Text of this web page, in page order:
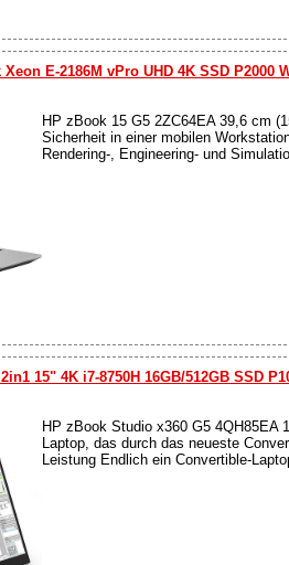
E-2186M vPro UHD 4K SSD P2000
HP zBook 15 G5 2ZC64EA 39,6 cm
Sicherheit in einer mobilen
Rendering-, Engineering- und
15" 4K i7-8750H 16GB/512GB SSD
HP zBook Studio x360 G5 4QH85EA
Laptop, das durch das neueste
Leistung Endlich ein Convertible-